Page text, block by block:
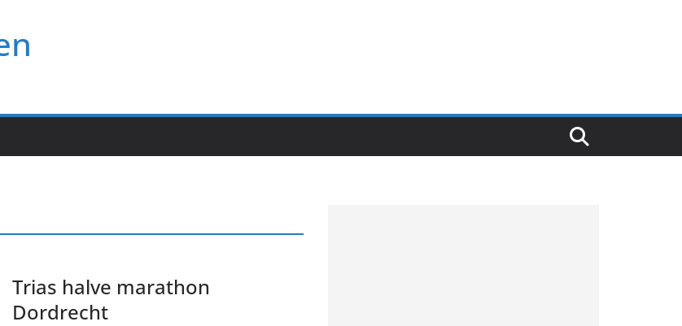
Trias halve marathon
Dordrecht